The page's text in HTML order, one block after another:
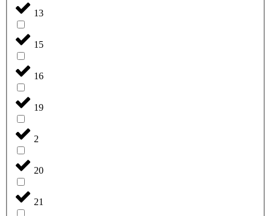
13
15
16
19
2
20
21